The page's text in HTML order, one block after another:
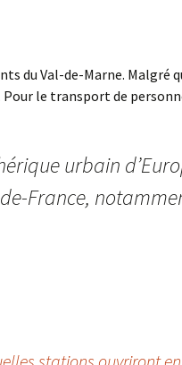
du Val-de-Marne. Malgré
le transport de
urbain
France,